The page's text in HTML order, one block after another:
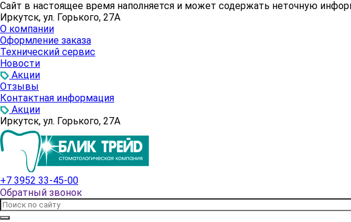
Сайт в настоящее время наполняется и может содержать неточную
Иркутск, ул. Горького, 27А
О компании
Оформление заказа
Технический сервис
Новости
Акции
Отзывы
Контактная информация
Акции
Иркутск, ул. Горького, 27А
+7 3952 33-45-00
Обратный звонок